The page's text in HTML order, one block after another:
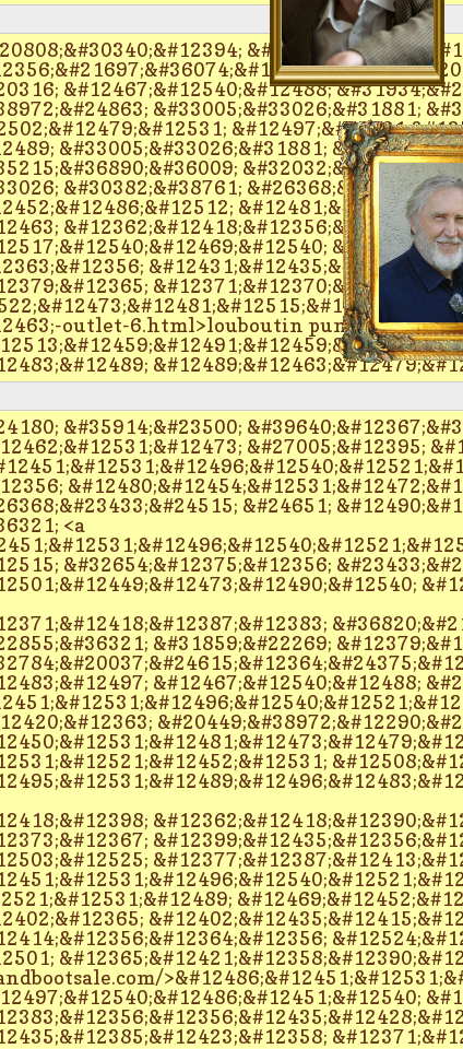
&#12467;&#12540;&#12488;
&#33005;&#33026;&#31881;
&#33005;&#33026;&#31881;
&#30382;&#38761;
&#12371;&#12370;&#12427; <a
outlet-6.html>louboutin pumps</a>
&#35914;&#23500;
&#27005;&#12395;
&#24651;
<a
&#32654;&#12375;&#12356;
&#31859;&#22269;
&#12467;&#12540;&#12488;